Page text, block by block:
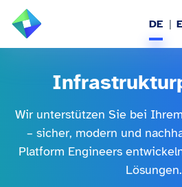
BRANCHEN
DE
Wir unterstützen Sie bei
– sicher, modern und
Platform Engineers
Lösungen.